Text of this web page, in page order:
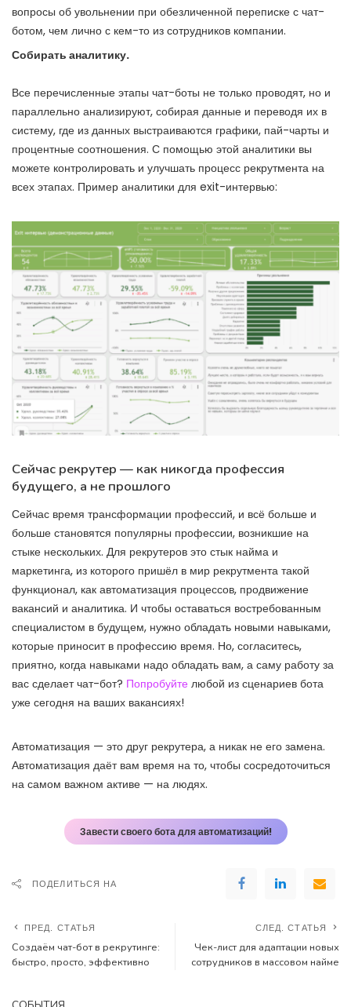
вопросы об увольнении при обезличенной переписке с чат-
ботом, чем лично с кем-то из сотрудников компании.
Собирать аналитику.
Все перечисленные этапы чат-боты не только проводят, но и
параллельно анализируют, собирая данные и переводя их в
систему, где из данных выстраиваются графики, пай-чарты и
процентные соотношения. С помощью этой аналитики вы
можете контролировать и улучшать процесс рекрутмента на
всех этапах. Пример аналитики для exit-интервью:
Сейчас рекрутер — как никогда профессия
будущего, а не прошлого
Сейчас время трансформации профессий, и всё больше и
больше становятся популярны профессии, возникшие на
стыке нескольких. Для рекрутеров это стык найма и
маркетинга, из которого пришёл в мир рекрутмента такой
функционал, как автоматизация процессов, продвижение
вакансий и аналитика. И чтобы оставаться востребованным
специалистом в будущем, нужно обладать новыми навыками,
которые приносит в профессию время. Но, согласитесь,
приятно, когда навыками надо обладать вам, а саму работу за
вас сделает чат-бот? Попробуйте любой из сценариев бота
уже сегодня на ваших вакансиях!
Автоматизация — это друг рекрутера, а никак не его замена.
Автоматизация даёт вам время на то, чтобы сосредоточиться
на самом важном активе — на людях.
Завести своего бота для автоматизаций!
ПОДЕЛИТЬСЯ НА
ПРЕД. СТАТЬЯ
Создаём чат-бот в рекрутинге:
быстро, просто, эффективно
СЛЕД. СТАТЬЯ
Чек-лист для адаптации новых
сотрудников в массовом найме